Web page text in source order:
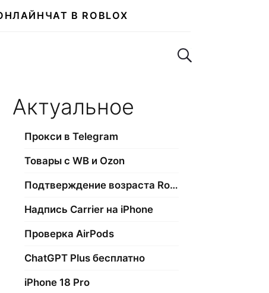
ЧАТ В ROBLOX
Поиск по сайту
Актуальное
Прокси в Telegram
Товары с WB и Ozon
Подтверждение возраста Roblox
Надпись Carrier на iPhone
Проверка AirPods
ChatGPT Plus бесплатно
iPhone 18 Pro